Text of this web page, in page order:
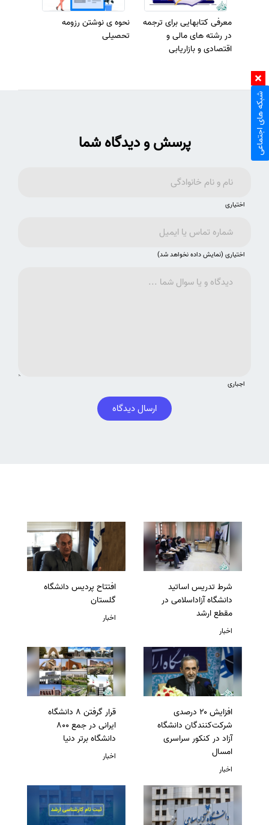
معرفی کتابهایی برای ترجمه
در رشته های مالی و
اقتصادی و بازاریابی
نحوه ی نوشتن رزومه
تحصیلی
پرسش و دیدگاه شما
اختیاری
اختیاری (نمایش داده نخواهد شد)
اجباری
ارسال دیدگاه
شرط تدریس اساتید
دانشگاه آزاداسلامی در
مقطع ارشد
اخبار
افتتاح پردیس دانشگاه
گلستان
اخبار
افزایش ۲۰ درصدی
شرکت‌کنندگان دانشگاه
آزاد در کنکور سراسری
امسال
اخبار
قرار گرفتن 8 دانشگاه
ایرانی در جمع 800
دانشگاه برتر دنیا
اخبار
شبکه های اجتماعی